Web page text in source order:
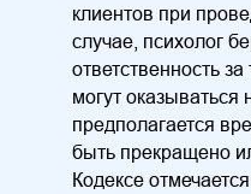
клиентов при
случае, психолог
ответственность
могут оказываться
предполагается
быть прекращено
Кодексе